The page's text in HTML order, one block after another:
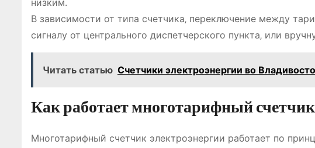
низким.
В зависимости от типа счетчика‚ переключение между
сигналу от центрального диспетчерского пункта‚ или
Читать статью Счетчики электроэнергии во
Как работает многотарифный
Многотарифный счетчик электроэнергии работает по